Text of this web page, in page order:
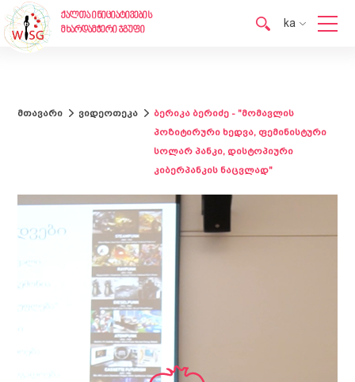
ქალთა ინიციატივების
მხარდამჭერი ჯგუფი
ka
მთავარი ვიდეოთეკა
ბერიკა ბერიძე - "მომავლის
პოზიტირური ხედვა, ფემინისტური
სოლარ პანკი, დისტოპიური
კიბერპანკის ნაცვლად"